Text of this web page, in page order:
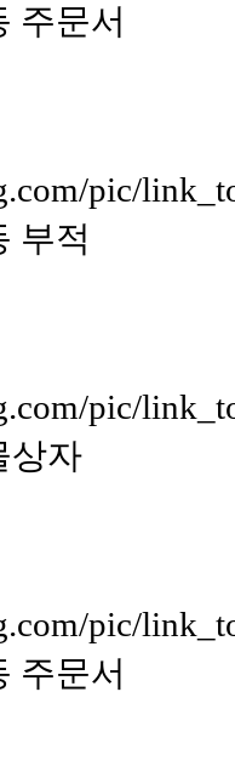
주문서
pic/
부적
pic/
상자
pic/
주문서